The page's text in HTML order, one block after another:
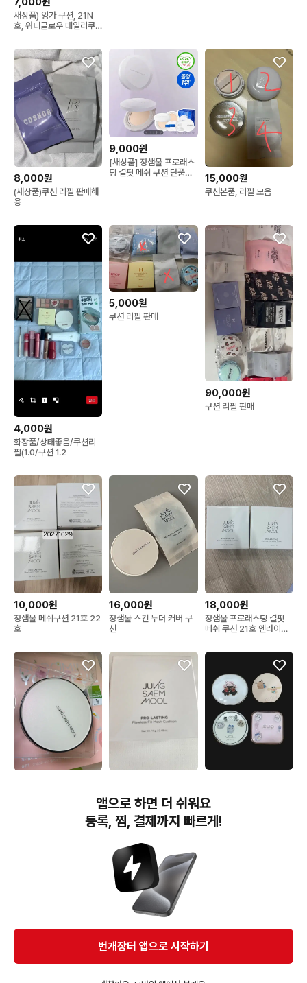
새상품) 잉가 쿠션, 21N
호, 워터글로우 데일리쿠
8,000원
(새상품)쿠션 리필 판매해
용
9,000원
[새상품] 정샘물 프로래스
팅 결핏 메쉬 쿠션 단품
15,000원
쿠션본품, 리필 모음
4,000원
화장품/상태좋음/쿠션리
필(1.0/쿠션 1.2
5,000원
쿠션 리필 판매
90,000원
쿠션 리필 판매
10,000원
정샘물 메쉬쿠션 21호 22
호
16,000원
정샘물 스킨 누더 커버 쿠
션
18,000원
정샘물 프로래스팅 결핏
메쉬 쿠션 21호 엔라이트,
새상품]정샘물 프로래스팅
결핏 메쉬 쿠션 본품 21호
N-라이트
비글로우 vdl 커버 스테인
퍼펙팅 클리오 쿠션
번개장터(주) 사업자정보, 이용약관 및 기타 법적고지
번개장터㈜는 통신판매중개자이며, 통신판매의 당사자가 아닙니다. 전자상거래 등에서의
소비자보호에 관한 법률 등 관련 법령 및 번개장터㈜의 약관에 따라 상품, 상품정보, 거래에 관한 책임은
개별 판매자에게 귀속하고, 번개장터㈜는 원칙적으로 회원간 거래에 대하여 책임을 지지 않습니다.
다만, 번개장터㈜가 직접 판매하는 상품에 대한 책임은 번개장터㈜에게 귀속합니다.
APP 다운로드
앱으로 하면 더 쉬워요
등록, 찜, 결제까지 빠르게!
번개장터 앱으로 시작하기